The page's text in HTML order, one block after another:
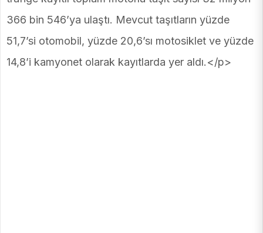
366 bin 546’ya ulaştı. Mevcut taşıtların yüzde
51,7’si otomobil, yüzde 20,6’sı motosiklet ve yüzde
14,8’i kamyonet olarak kayıtlarda yer aldı.</p>